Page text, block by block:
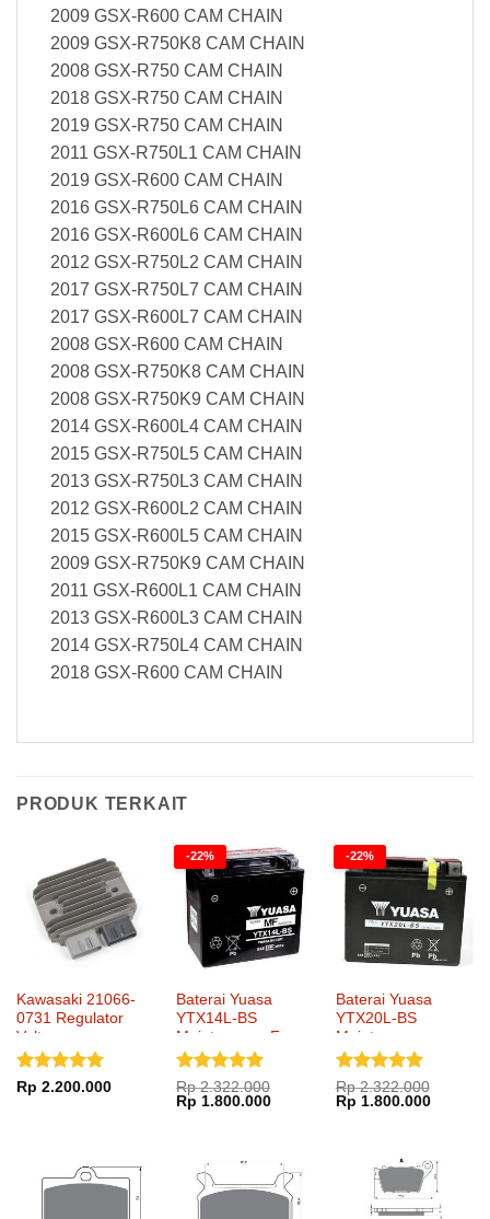
2009 GSX-R600 CAM CHAIN
2009 GSX-R750K8 CAM CHAIN
2008 GSX-R750 CAM CHAIN
2018 GSX-R750 CAM CHAIN
2019 GSX-R750 CAM CHAIN
2011 GSX-R750L1 CAM CHAIN
2019 GSX-R600 CAM CHAIN
2016 GSX-R750L6 CAM CHAIN
2016 GSX-R600L6 CAM CHAIN
2012 GSX-R750L2 CAM CHAIN
2017 GSX-R750L7 CAM CHAIN
2017 GSX-R600L7 CAM CHAIN
2008 GSX-R600 CAM CHAIN
2008 GSX-R750K8 CAM CHAIN
2008 GSX-R750K9 CAM CHAIN
2014 GSX-R600L4 CAM CHAIN
2015 GSX-R750L5 CAM CHAIN
2013 GSX-R750L3 CAM CHAIN
2012 GSX-R600L2 CAM CHAIN
2015 GSX-R600L5 CAM CHAIN
2009 GSX-R750K9 CAM CHAIN
2011 GSX-R600L1 CAM CHAIN
2013 GSX-R600L3 CAM CHAIN
2014 GSX-R750L4 CAM CHAIN
2018 GSX-R600 CAM CHAIN
PRODUK TERKAIT
Kawasaki 21066-
0731 Regulator
Voltage
Dinilai5
Rp 2.200.000
-22%
Baterai Yuasa
YTX14L-BS
Maintenance Free
Dinilai5
dari 5
Rp2.322.000
Harga
aslinya
Rp 1.800.000Harga
-22%
Baterai Yuasa
YTX20L-BS
Maintenance
Dinilai5
dari 5
Rp2.322.000
Harga
aslinya
Rp 1.800.000Harga
Rp